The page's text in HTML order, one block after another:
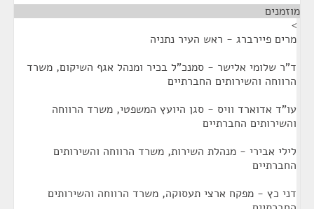
מוזמנים
>
מרים פיירברג - ראש העיר נתניה
ד"ר שלומי אלישר - סמנכ"ל בכיר ומנהל אגף השיקום, משרד
הרווחה והשירותים החברתיים
עו"ד אדוארד וויס - סגן היועץ המשפטי, משרד הרווחה
והשירותים החברתיים
לילי אבירי - מנהלת השירות, משרד הרווחה והשירותים
החברתיים
דני כץ - מפקח ארצי תעסוקה, משרד הרווחה והשירותים